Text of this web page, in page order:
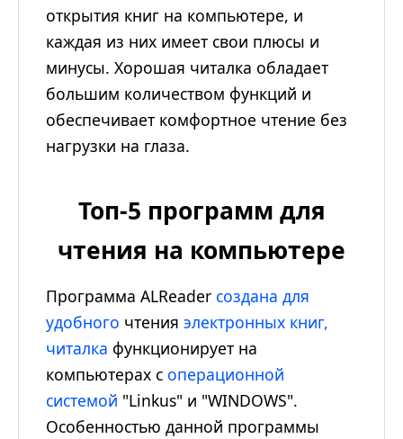
открытия книг на компьютере, и
каждая из них имеет свои плюсы и
минусы. Хорошая читалка обладает
большим количеством функций и
обеспечивает комфортное чтение без
нагрузки на глаза.
Топ-5 программ для
чтения на компьютере
Программа ALReader создана для
удобного чтения электронных книг,
читалка функционирует на
компьютерах с операционной
системой "Linkus" и "WINDOWS".
Особенностью данной программы